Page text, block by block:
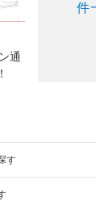
通
件
す
き売却物件の案件一